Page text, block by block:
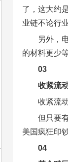
了，这大约
业链不论行
另外，
的材料更少
03
收紧流
收紧流
但只要
美国疯狂印
04